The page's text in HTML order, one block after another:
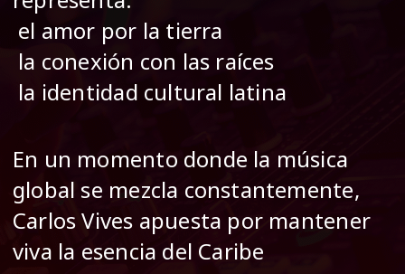
el amor por la tierra
la conexión con las raíces
la identidad cultural latina
En un momento donde la música
global se mezcla constantemente,
Carlos Vives apuesta por mantener
viva la esencia del Caribe